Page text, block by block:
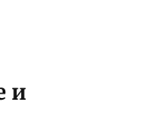
и